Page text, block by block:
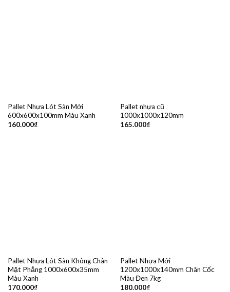
Pallet Nhựa Lót Sàn Mới
600x600x100mm Màu Xanh
160.000₫
Pallet nhựa cũ
1000x1000x120mm
165.000₫
Pallet Nhựa Lót Sàn Không Chân
Mặt Phẳng 1000x600x35mm
Màu Xanh
170.000₫
Pallet Nhựa Mới
1200x1000x140mm Chân Cốc
Màu Đen 7kg
180.000₫